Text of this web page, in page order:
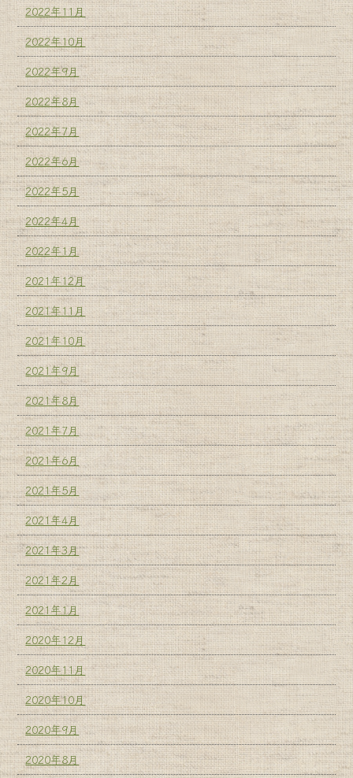
2022年11月
2022年10月
2022年9月
2022年8月
2022年7月
2022年6月
2022年5月
2022年4月
2022年1月
2021年12月
2021年11月
2021年10月
2021年9月
2021年8月
2021年7月
2021年6月
2021年5月
2021年4月
2021年3月
2021年2月
2021年1月
2020年12月
2020年11月
2020年10月
2020年9月
2020年8月